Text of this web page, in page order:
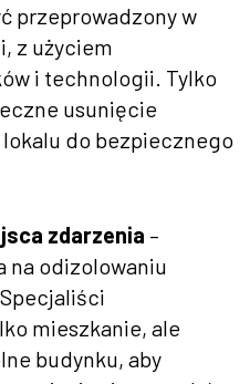
przeprowadzony w
z użyciem
i technologii. Tylko
usunięcie
do bezpiecznego
zdarzenia –
na odizolowaniu
mieszkanie, ale
budynku, aby